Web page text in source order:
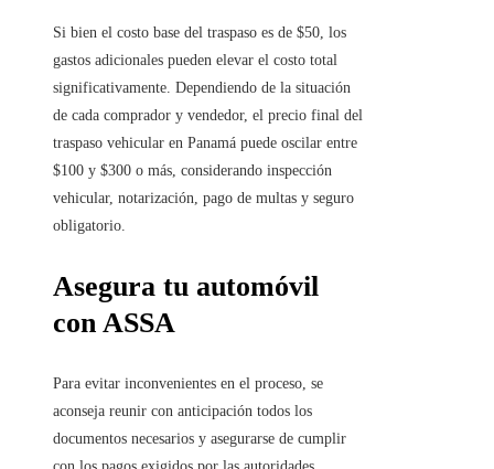
Si bien el costo base del traspaso es de $50, los
gastos adicionales pueden elevar el costo total
significativamente. Dependiendo de la situación
de cada comprador y vendedor, el precio final del
traspaso vehicular en Panamá puede oscilar entre
$100 y $300 o más, considerando inspección
vehicular, notarización, pago de multas y seguro
obligatorio.
Asegura tu automóvil
con ASSA
Para evitar inconvenientes en el proceso, se
aconseja reunir con anticipación todos los
documentos necesarios y asegurarse de cumplir